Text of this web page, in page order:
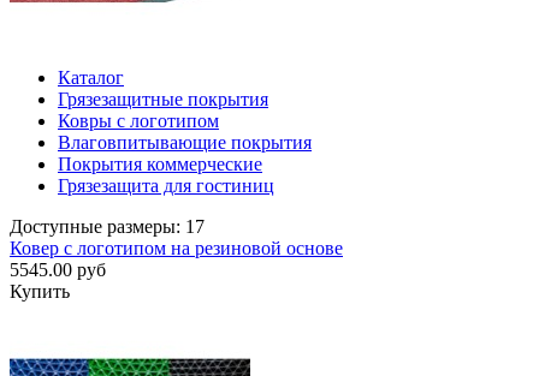
Каталог
Грязезащитные покрытия
Ковры с логотипом
Влаговпитывающие покрытия
Покрытия коммерческие
Грязезащита для гостиниц
Доступные размеры: 17
Ковер с логотипом на резиновой основе
5545.00 руб
Купить